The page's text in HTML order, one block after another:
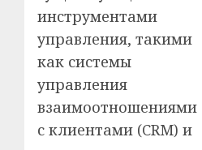
инструментами
управления, такими
как системы
управления
взаимоотношениями
с клиентами (CRM) и